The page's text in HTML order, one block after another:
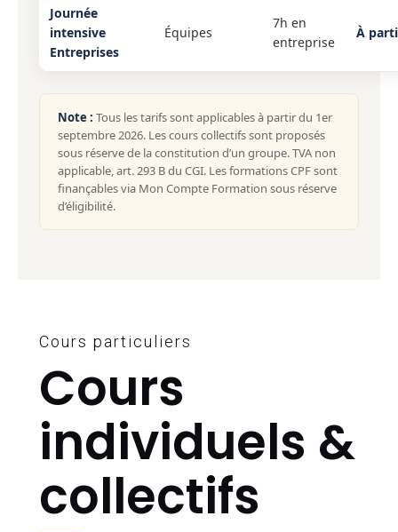
Journée
intensive
Entreprises
Équipes
7h en
entreprise
À
Note : Tous les tarifs sont applicables à partir du 1er
septembre 2026. Les cours collectifs sont proposés
sous réserve de la constitution d’un groupe. TVA non
applicable, art. 293 B du CGI. Les formations CPF sont
finançables via Mon Compte Formation sous réserve
d’éligibilité.
Cours particuliers
Cours
individuels &
collectifs